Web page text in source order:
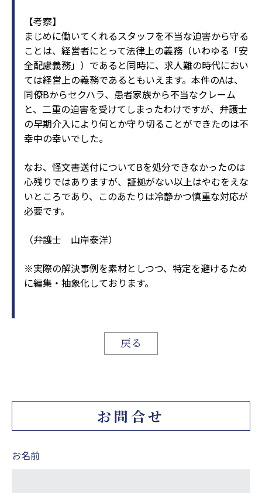
【考察】
まじめに働いてくれるスタッフを不当な迫害から守る
ことは、経営者にとって法律上の義務（いわゆる「安
全配慮義務」）であると同時に、求人難の時代におい
ては経営上の義務であるともいえます。本件のAは、
同僚Bからセクハラ、患者家族から不当なクレーム
と、二重の迫害を受けてしまったわけですが、弁護士
の早期介入により何とか守り切ることができたのは不
幸中の幸いでした。
なお、怪文書送付についてBを処分できなかったのは
心残りではありますが、証拠がない以上はやむをえな
いところであり、このあたりは冷静かつ慎重な対応が
必要です。
（弁護士 山岸泰洋）
※実際の解決事例を素材としつつ、特定を避けるため
に編集・抽象化しております。
戻る
お問合せ
お名前